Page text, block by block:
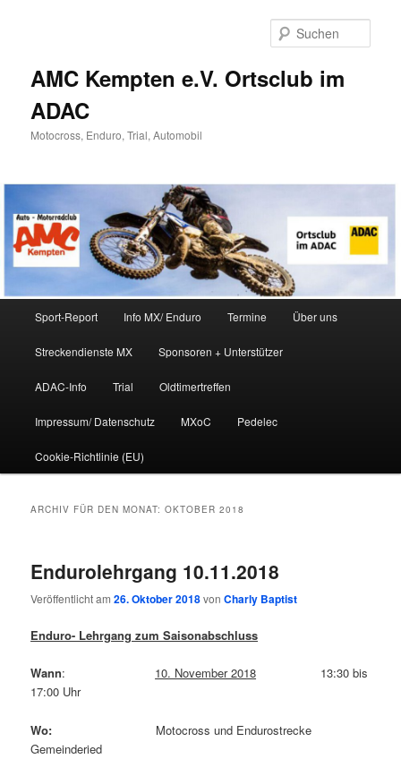
AMC Kempten e.V. Ortsclub im
ADAC
Motocross, Enduro, Trial, Automobil
Sport-Report Info MX/ Enduro Termine Über uns
Streckendienste MX Sponsoren + Unterstützer
ADAC-Info Trial Oldtimertreffen
Impressum/ Datenschutz MXoC Pedelec
Cookie-Richtlinie (EU)
ARCHIV FÜR DEN MONAT:OKTOBER 2018
Endurolehrgang 10.11.2018
Veröffentlicht am26. Oktober 2018vonCharly Baptist
Enduro- Lehrgang zum Saisonabschluss
Wann: 10. November 2018 13:30 bis
17:00 Uhr
Wo: Motocross und Endurostrecke
Gemeinderied